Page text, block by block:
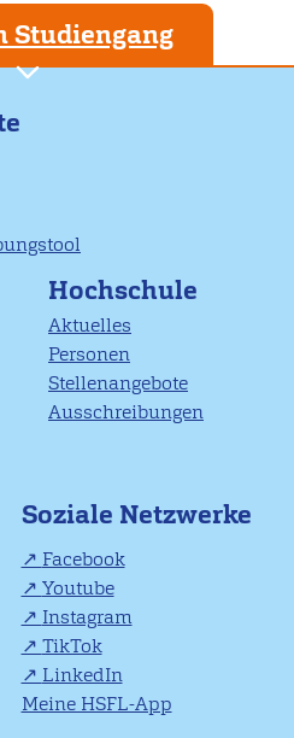
Studiengang
Hochschule
Aktuelles
Personen
Stellenangebote
Ausschreibungen
Soziale Netzwerke
Facebook
Youtube
Instagram
TikTok
LinkedIn
Meine HSFL-App